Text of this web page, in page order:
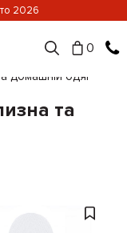
2026
0
домашній одяг
та